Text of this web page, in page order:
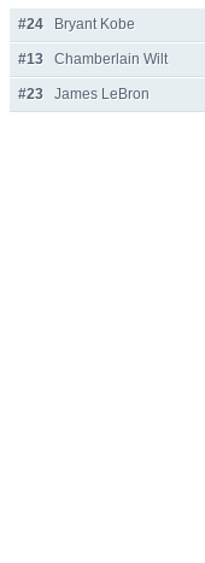
#24
Bryant Kobe
#13 Chamberlain Wilt
#23 James LeBron